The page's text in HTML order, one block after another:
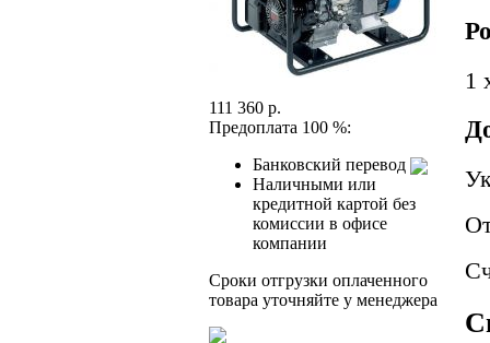
111 360 р.
Предоплата 100 %:
Банковский перевод
Наличными или
кредитной картой без
комиссии в офисе
компании
Сроки отгрузки оплаченного
товара уточняйте у менеджера
1